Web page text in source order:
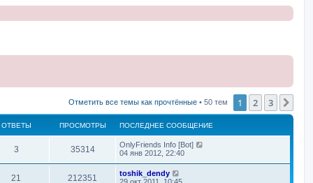
Отметить все темы как прочтённые • 50 тем 1 2 3
ОТВЕТЫ ПРОСМОТРЫ ПОСЛЕДНЕЕ СООБЩЕНИЕ
3О
т
35314П
р
П
о
е
OnlyFriends Info [Bot]
04 янв 2012, 22:40
21 212351
П
о
toshik_dendy